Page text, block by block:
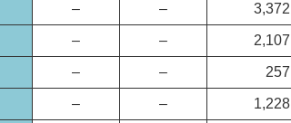
– – 3,372
– – 2,107
– – 257
– – 1,228